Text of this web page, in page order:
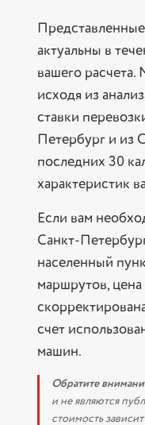
актуальны в
вашего
исходя из
ставки
Петербург и из
последних 30
характеристик
Если вам
Санкт-
населенный
маршрутов,
счет
машин.
Обратите
и не являются
стоимость